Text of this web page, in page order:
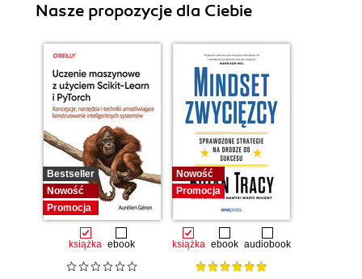
Nasze propozycje dla Ciebie
Bestseller
Nowość
Promocja
książka ebook
Nowość
Promocja
książka ebook audiobook